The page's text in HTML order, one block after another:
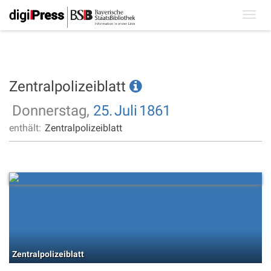
Zentralpolizeiblatt
Donnerstag, 25.Juli 1861
enthält: Zentralpolizeiblatt
Zentralpolizeiblatt